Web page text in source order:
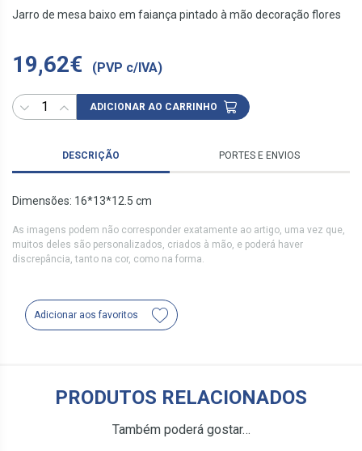
Jarro de mesa baixo em faiança pintado à mão decoração flores
19,62€ (PVP c/IVA)
ADICIONAR AO CARRINHO
DESCRIÇÃO PORTES E ENVIOS
Dimensões: 16*13*12.5 cm
As imagens podem não corresponder exatamente ao artigo, uma vez que,
muitos deles são personalizados, criados à mão, e poderá haver
discrepância, tanto na cor, como na forma.
Adicionar aos favoritos
PRODUTOS RELACIONADOS
Também poderá gostar…